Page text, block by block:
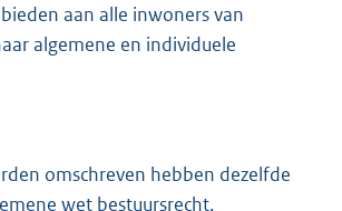
aan alle inwoners van
algemene en individuele
omschreven hebben dezelfde
wet bestuursrecht.